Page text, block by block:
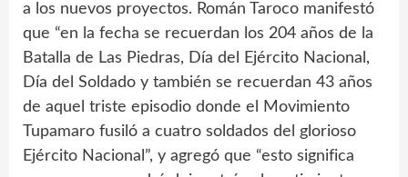
a los nuevos proyectos. Román Taroco manifestó
que “en la fecha se recuerdan los 204 años de la
Batalla de Las Piedras, Día del Ejército Nacional,
Día del Soldado y también se recuerdan 43 años
de aquel triste episodio donde el Movimiento
Tupamaro fusiló a cuatro soldados del glorioso
Ejército Nacional”, y agregó que “esto significa